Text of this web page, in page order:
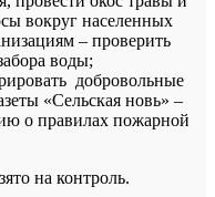
вокруг населенных
– проверить
воды;
добровольные
«Сельская новь» –
о правилах пожарной
на контроль.